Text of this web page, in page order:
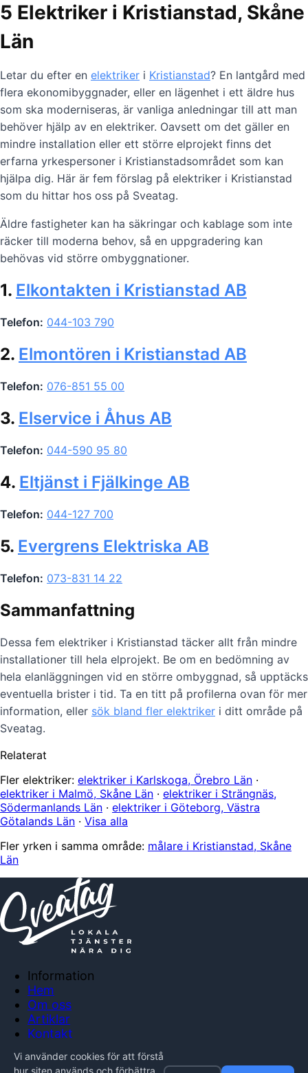
5 Elektriker i Kristianstad, Skåne
Län
Letar du efter en elektriker i Kristianstad? En lantgård med
flera ekonomibyggnader, eller en lägenhet i ett äldre hus
som ska moderniseras, är vanliga anledningar till att man
behöver hjälp av en elektriker. Oavsett om det gäller en
mindre installation eller ett större elprojekt finns det
erfarna yrkespersoner i Kristianstadsområdet som kan
hjälpa dig. Här är fem förslag på elektriker i Kristianstad
som du hittar hos oss på Sveatag.
Äldre fastigheter kan ha säkringar och kablage som inte
räcker till moderna behov, så en uppgradering kan
behövas vid större ombyggnationer.
1. Elkontakten i Kristianstad AB
Telefon: 044-103 790
2. Elmontören i Kristianstad AB
Telefon: 076-851 55 00
3. Elservice i Åhus AB
Telefon: 044-590 95 80
4. Eltjänst i Fjälkinge AB
Telefon: 044-127 700
5. Evergrens Elektriska AB
Telefon: 073-831 14 22
Sammanfattning
Dessa fem elektriker i Kristianstad täcker allt från mindre
installationer till hela elprojekt. Be om en bedömning av
hela elanläggningen vid en större ombyggnad, så upptäcks
eventuella brister i tid. Ta en titt på profilerna ovan för mer
information, eller sök bland fler elektriker i ditt område på
Sveatag.
Relaterat
Fler elektriker: elektriker i Karlskoga, Örebro Län ·
elektriker i Malmö, Skåne Län · elektriker i Strängnäs,
Södermanlands Län · elektriker i Göteborg, Västra
Götalands Län · Visa alla
Fler yrken i samma område: målare i Kristianstad, Skåne
Län
Information
Hem
Om oss
Artiklar
Kontakt
Integritetspolicy
Vi använder cookies för att förstå
hur siten används och förbättra